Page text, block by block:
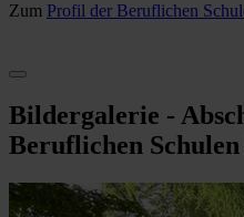
Zum Profil der Beruflichen
Bildergalerie -
Beruflichen Schulen